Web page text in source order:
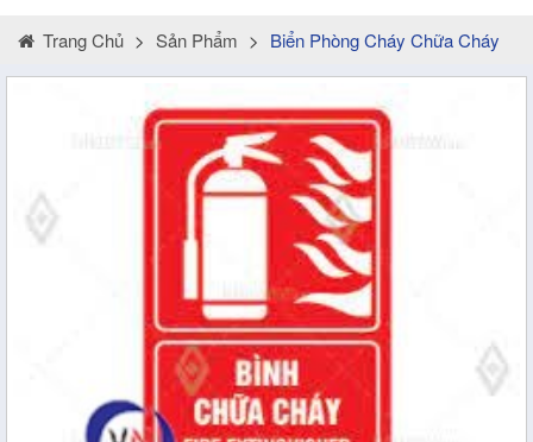
Trang Chủ > Sản Phẩm > Biển Phòng Cháy Chữa Cháy